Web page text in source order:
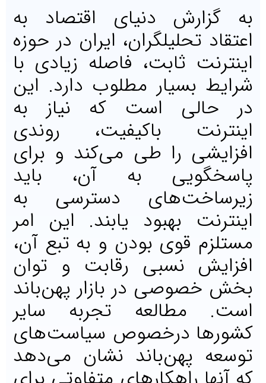
به گزارش دنیای اقتصاد به
اعتقاد تحلیلگران، ایران در حوزه
اینترنت ثابت، فاصله زیادی با
شرایط بسیار مطلوب دارد. این
در حالی است که نیاز به
اینترنت باکیفیت، روندی
افزایشی را طی می‌کند و برای
پاسخگویی به آن، باید
زیرساخت‌‌‌های دسترسی به
اینترنت بهبود یابند. این امر
مستلزم قوی بودن و به تبع آن،
افزایش نسبی رقابت و توان
بخش خصوصی در بازار پهن‌‌‌باند
است. مطالعه تجربه سایر
کشورها درخصوص سیاست‌‌‌های
توسعه پهن‌‌‌باند نشان می‌دهد